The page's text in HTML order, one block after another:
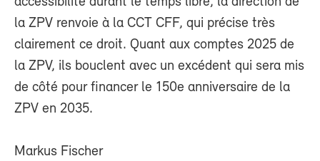
la ZPV renvoie à la CCT CFF, qui précise très
clairement ce droit. Quant aux comptes 2025 de
la ZPV, ils bouclent avec un excédent qui sera mis
de côté pour financer le 150e anniversaire de la
ZPV en 2035.
Markus Fischer